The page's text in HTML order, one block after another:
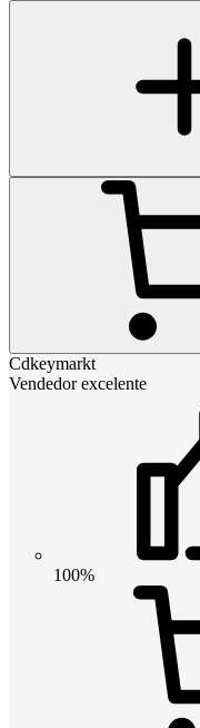
Cdkeymarkt
Vendedor excelente
100%